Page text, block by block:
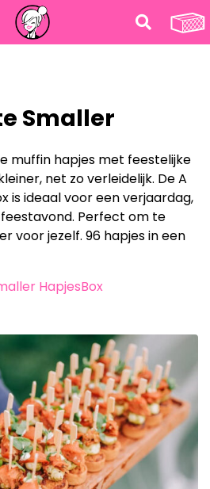
Smaller
muffin hapjes met feestelijke
net zo verleidelijk. De A
is ideaal voor een verjaardag,
Perfect om te
voor jezelf. 96 hapjes in een
HapjesBox